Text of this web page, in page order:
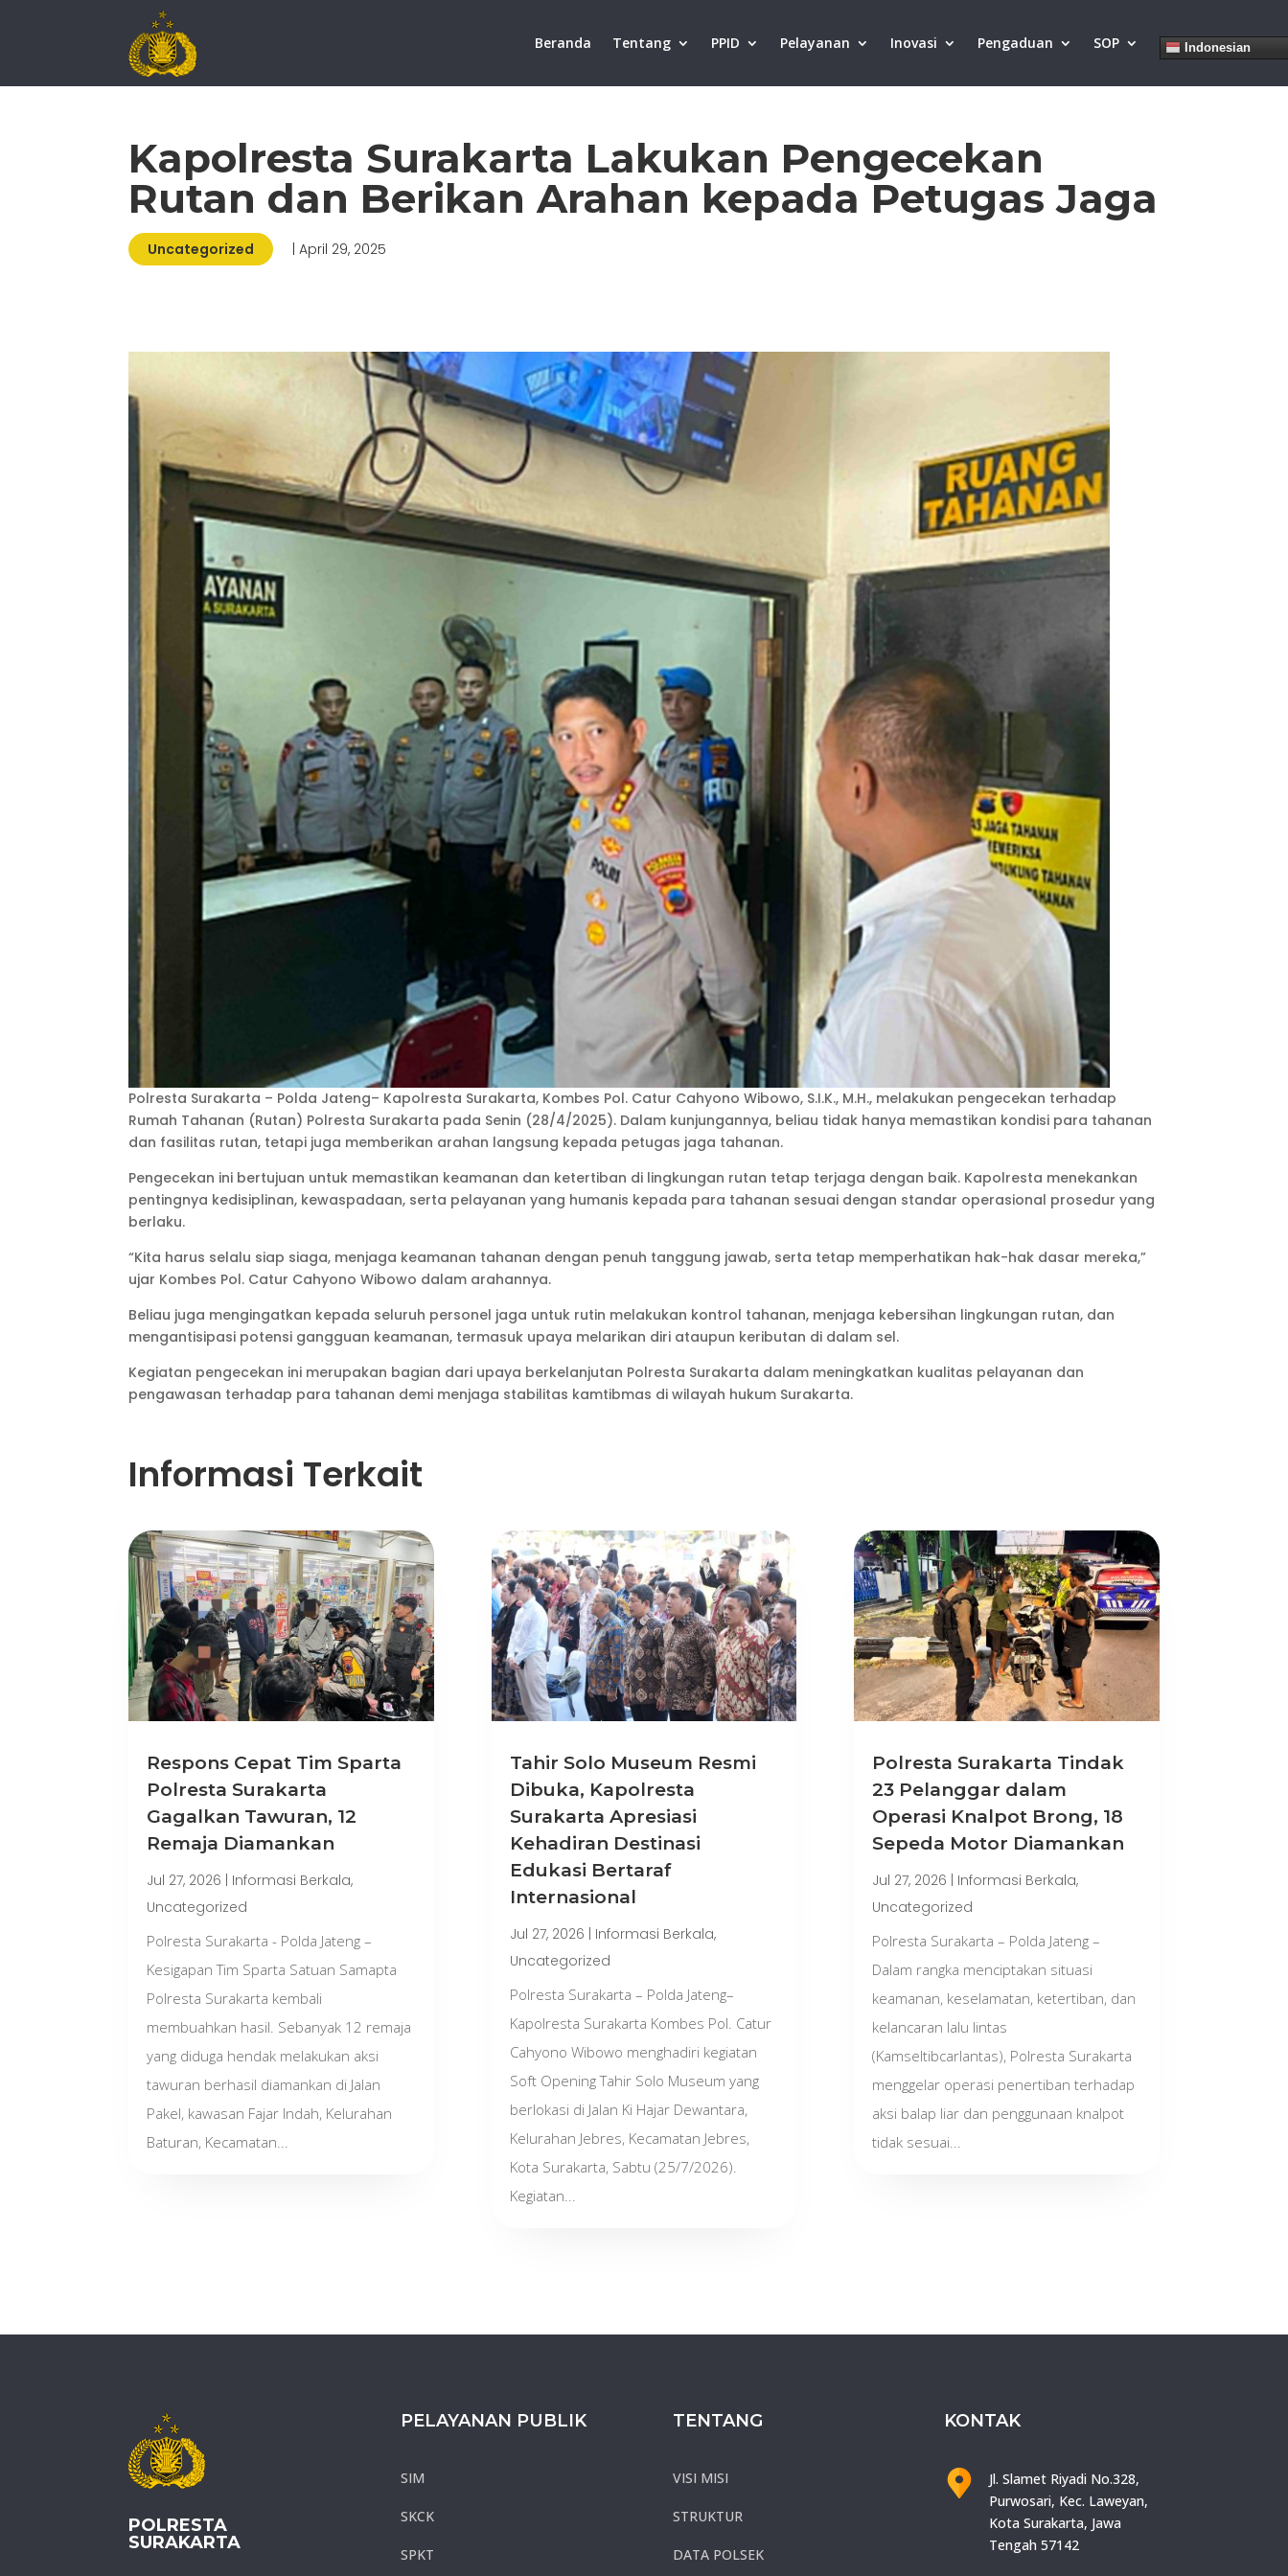
Beranda Tentang PPID Pelayanan Inovasi Pengaduan SOP Indonesian
Kapolresta Surakarta Lakukan Pengecekan
Rutan dan Berikan Arahan kepada Petugas Jaga
Uncategorized | April 29, 2025
Polresta Surakarta – Polda Jateng– Kapolresta Surakarta, Kombes Pol. Catur Cahyono Wibowo, S.I.K., M.H., melakukan pengecekan terhadap
Rumah Tahanan (Rutan) Polresta Surakarta pada Senin (28/4/2025). Dalam kunjungannya, beliau tidak hanya memastikan kondisi para tahanan
dan fasilitas rutan, tetapi juga memberikan arahan langsung kepada petugas jaga tahanan.
Pengecekan ini bertujuan untuk memastikan keamanan dan ketertiban di lingkungan rutan tetap terjaga dengan baik. Kapolresta menekankan
pentingnya kedisiplinan, kewaspadaan, serta pelayanan yang humanis kepada para tahanan sesuai dengan standar operasional prosedur yang
berlaku.
“Kita harus selalu siap siaga, menjaga keamanan tahanan dengan penuh tanggung jawab, serta tetap memperhatikan hak-hak dasar mereka,”
ujar Kombes Pol. Catur Cahyono Wibowo dalam arahannya.
Beliau juga mengingatkan kepada seluruh personel jaga untuk rutin melakukan kontrol tahanan, menjaga kebersihan lingkungan rutan, dan
mengantisipasi potensi gangguan keamanan, termasuk upaya melarikan diri ataupun keributan di dalam sel.
Kegiatan pengecekan ini merupakan bagian dari upaya berkelanjutan Polresta Surakarta dalam meningkatkan kualitas pelayanan dan
pengawasan terhadap para tahanan demi menjaga stabilitas kamtibmas di wilayah hukum Surakarta.
Informasi Terkait
Respons Cepat Tim Sparta
Polresta Surakarta
Gagalkan Tawuran, 12
Remaja Diamankan
Jul 27, 2026 Informasi Berkala,
Uncategorized
Polresta Surakarta - Polda Jateng –
Kesigapan Tim Sparta Satuan Samapta
Polresta Surakarta kembali
membuahkan hasil. Sebanyak 12 remaja
yang diduga hendak melakukan aksi
tawuran berhasil diamankan di Jalan
Pakel, kawasan Fajar Indah, Kelurahan
Baturan, Kecamatan...
Tahir Solo Museum Resmi
Dibuka, Kapolresta
Surakarta Apresiasi
Kehadiran Destinasi
Edukasi Bertaraf
Internasional
Jul 27, 2026 Informasi Berkala,
Uncategorized
Polresta Surakarta – Polda Jateng–
Kapolresta Surakarta Kombes Pol. Catur
Cahyono Wibowo menghadiri kegiatan
Soft Opening Tahir Solo Museum yang
berlokasi di Jalan Ki Hajar Dewantara,
Kelurahan Jebres, Kecamatan Jebres,
Kota Surakarta, Sabtu (25/7/2026).
Kegiatan...
Polresta Surakarta Tindak
23 Pelanggar dalam
Operasi Knalpot Brong, 18
Sepeda Motor Diamankan
Jul 27, 2026 Informasi Berkala,
Uncategorized
Polresta Surakarta – Polda Jateng –
Dalam rangka menciptakan situasi
keamanan, keselamatan, ketertiban, dan
kelancaran lalu lintas
(Kamseltibcarlantas), Polresta Surakarta
menggelar operasi penertiban terhadap
aksi balap liar dan penggunaan knalpot
tidak sesuai...
POLRESTA
SURAKARTA
PELAYANAN PUBLIK
SIM
SKCK
SPKT
TENTANG
VISI MISI
STRUKTUR
DATA POLSEK
KONTAK
Jl. Slamet Riyadi No.328,
Purwosari, Kec. Laweyan,
Kota Surakarta, Jawa
Tengah 57142